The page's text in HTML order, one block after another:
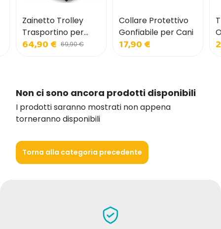
Zainetto Trolley
Trasportino per
Cani e Gatti con
64,90 € 69,90 €
Collare Protettivo
Gonfiabile per Cani
17,90 €
Non ci sono ancora prodotti disponibili
I prodotti saranno mostrati non appena
torneranno disponibili
Torna alla categoria precedente